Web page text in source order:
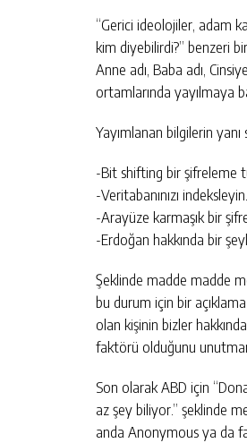
“Gerici ideolojiler, adam
kim diyebilirdi?” benzeri
Anne adı, Baba adı,
ortamlarında yayılmaya
Yayımlanan bilgilerin
-Bit shifting bir şifreleme
-Veritabanınızı
-Arayüze karmaşık bir
-Erdoğan hakkında bir
Şeklinde madde madde
bu durum için bir
olan kişinin bizler
faktörü olduğunu
Son olarak ABD için
az şey biliyor.” şeklinde
anda Anonymous ya da